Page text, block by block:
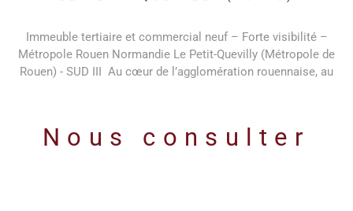
Immeuble tertiaire et commercial neuf – Forte visibilité –
Métropole Rouen Normandie Le Petit-Quevilly (Métropole de
Rouen) - SUD III Au cœur de l’agglomération rouennaise, au
exceptionnelle sur un axe très fréquenté. Cette implantation
Nous consulter